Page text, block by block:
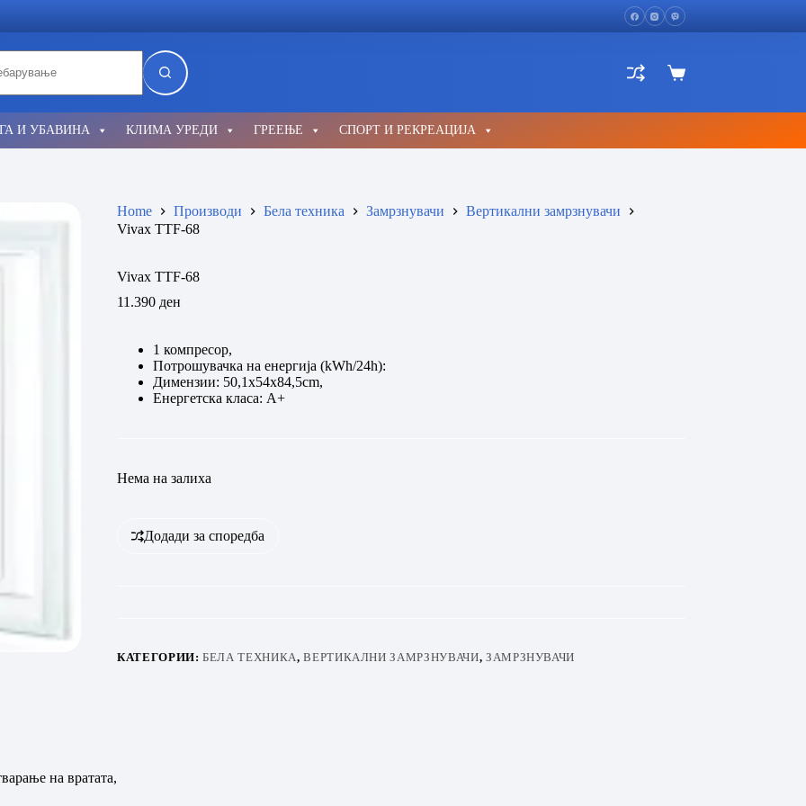
Shopping
И УБАВИНА КЛИМА УРЕДИ ГРЕЕЊЕ СПОРТ И РЕКРЕАЦИЈА
Home Производи Бела техника Замрзнувачи
Вертикални замрзнувачи
Vivax TTF-68
Vivax TTF-68
11.390 ден
1 компресор,
Потрошувачка на енергија (kWh/24h):
Димензии: 50,1x54x84,5cm,
Енергетска класа: A+
Нема на залиха
Додади за споредба
КАТЕГОРИИ:БЕЛА ТЕХНИКА,ВЕРТИКАЛНИ ЗАМРЗНУВАЧИ, ЗАМРЗНУВАЧИ
на вратата,